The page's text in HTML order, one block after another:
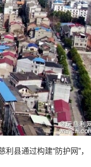
县通过构建“防护网”，